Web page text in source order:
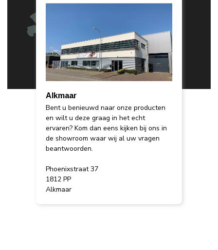
Alkmaar
Bent u benieuwd naar onze producten
en wilt u deze graag in het echt
ervaren? Kom dan eens kijken bij ons in
de showroom waar wij al uw vragen
beantwoorden.
Phoenixstraat 37
1812 PP
Alkmaar